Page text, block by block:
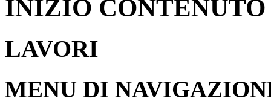
Cerca nel sito
Stai consultando:Camera